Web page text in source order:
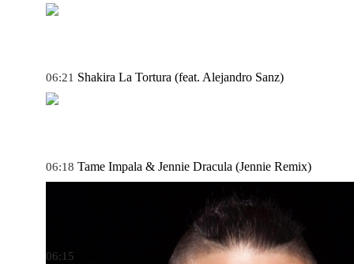
06:21 Shakira La Tortura (feat. Alejandro Sanz)
06:18 Tame Impala & Jennie Dracula (Jennie Remix)
06:15